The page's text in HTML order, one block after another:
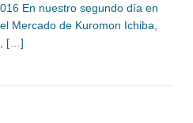
En nuestro segundo día en
Mercado de Kuromon Ichiba,
[…]